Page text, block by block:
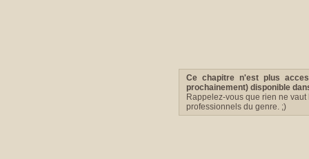
Ce chapitre n'est plus
prochainement) disponible
Rappelez-vous que rien ne
professionnels du genre. ;)